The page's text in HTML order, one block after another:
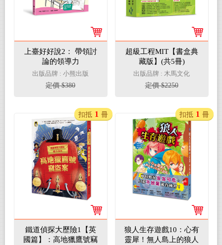
上臺好好說2： 帶領討
論的領導力
出版品牌 : 小熊出版
定價 $380
超級工程MIT【書盒典
藏版】(共5冊)
出版品牌 : 木馬文化
定價 $2250
鐵道偵探大歷險1【英
國篇】：高地獵鷹號竊
扣抵 1 冊
狼人生存遊戲10：心有
靈犀！無人島上的狼人
扣抵 1 冊